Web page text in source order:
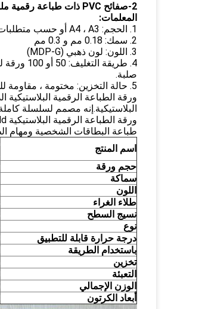
2-صفائح PVC ذات طباعة رقمية ملونة باللون الذهبي مع التصاق حبر ممتاز - المواصفات
المعلمات:
1. الحجم: A4 ، A3 أو حسب متطلبات العميل
2. سمك: 0.18 مم و 0.3 مم
3. اللون: لون ذهبي (MDP-G)
صلبة.
5. حالة التخزين: مختومة ، مقاومة للرطوبة ، درجة حرارة الغرفة تحت 40 ℃
ورقة الطباعة الرقمية البلاستيكية
طباعة البطاقات الشخصية ومهام
اسم المنتج
حجم ورقة
سماكة
اللون
طلاء الغراء
نسيج السطح
نوع
درجة حرارة قابلة للتطبيق
باستخدام الطريقة
تخزين
التعبئة
الوزن الإجمالي
أبعاد الكرتون